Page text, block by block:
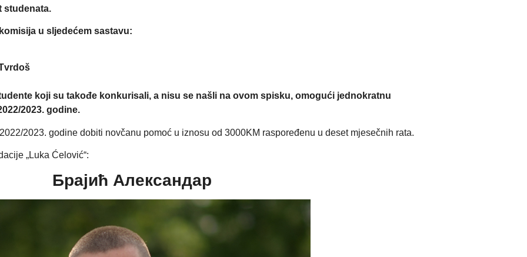
studenata.
u sljedećem sastavu:
koji su takođe konkurisali, a nisu se našli na ovom spisku, omogući jednokratnu
2023. godine.
2023. godine dobiti novčanu pomoć u iznosu od 3000KM raspoređenu u deset mjesečnih rata.
„Luka Ćelović“:
Брајић Александар